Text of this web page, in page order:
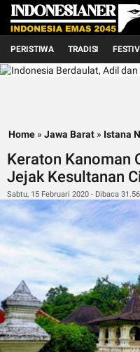
PERISTIWA TRADISI
Home » Jawa Barat » Istana
Keraton Kanoman
Jejak Kesultanan
Sabtu, 15 Februari 2020 - Dibaca